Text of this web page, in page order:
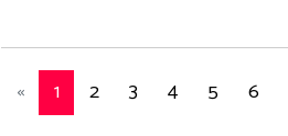
« 1 2 3 4 5 6